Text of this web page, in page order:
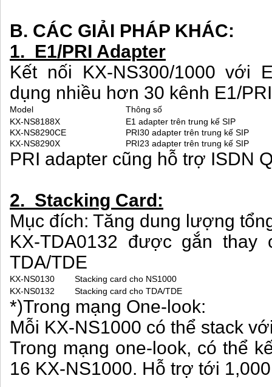
B. CÁC GIẢI PHÁP KHÁC:
1. E1/PRI Adapter
Kết nối KX-NS300/1000 với
dụng nhiều hơn 30 kênh E1/PRI
Model
Thông số
KX-NS8188X
E1 adapter trên trung kế SIP
KX-NS8290CE
PRI30 adapter trên trung kế SIP
KX-NS8290X
PRI23 adapter trên trung kế SIP
PRI adapter cũng hỗ trợ ISDN
2. Stacking Card:
Mục đích: Tăng dung lượng
KX-TDA0132 được gắn
TDA/TDE
KX-NS0130
Stacking card cho NS1000
KX-NS0132
Stacking card cho TDA/TDE
*)Trong mạng One-look:
Mỗi KX-NS1000 có thể stack
Trong mạng one-look, có thể
16 KX-NS1000. Hỗ trợ tới